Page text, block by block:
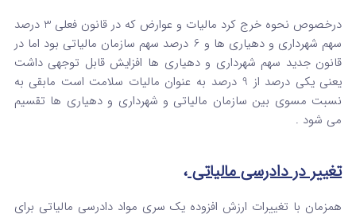
درخصوص نحوه خرج کرد مالیات و عوارض که در قانون فعلی 3 درصد
سهم شهرداری و دهیاری ها و 6 درصد سهم سازمان مالیاتی بود اما در
قانون جدید سهم شهرداری و دهیاری ها افزایش قابل توجهی داشت
یعنی یکی درصد از 9 درصد به عنوان مالیات سلامت است مابقی به
نسبت مسوی بین سازمان مالیاتی و شهرداری و دهیاری ها تقسیم
می شود .
تغییر در دادرسی مالیاتی،
همزمان با تغییرات ارزش افزوده یک سری مواد دادرسی مالیاتی برای